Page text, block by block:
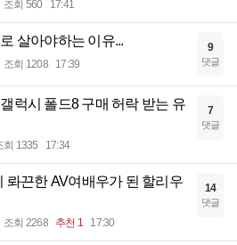
조회 560 17:41
살아야하는 이유...
조회 1208 17:39
9
댓글
럭시 폴드8 구매 허락 받는 유
회 1335 17:34
7
댓글
롸끈한 AV여배우가 된 할리우
조회 2268 추천 1 17:30
14
댓글